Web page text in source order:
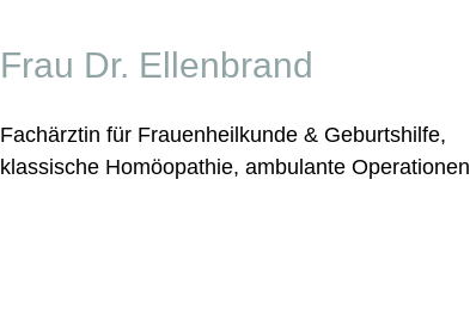
Frau Dr. Ellenbrand
Fachärztin für Frauenheilkunde & Geburtshilfe,
klassische Homöopathie, ambulante Operationen